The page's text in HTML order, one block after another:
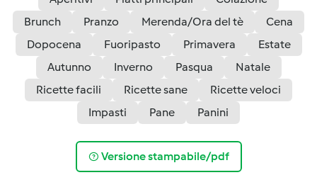
Brunch
Pranzo Merenda/Ora del tè
Cena
Dopocena
Fuoripasto Primavera
Estate
Autunno
Inverno Pasqua
Natale
Ricette facili
Ricette sane
Ricette veloci
Impasti
Pane Panini
Versione stampabile/pdf